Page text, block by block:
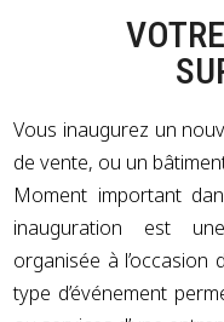
Vous inaugurez un
de vente, ou un
Moment important
inauguration est
organisée à l’occasion
type d’événement